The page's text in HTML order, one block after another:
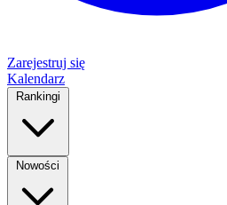
Zarejestruj się
Kalendarz
Rankingi
Nowości